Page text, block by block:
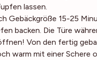
lassen.
Gebäckgröße 15-25
backen. Die Türe
Von den fertig
warm mit einer Schere